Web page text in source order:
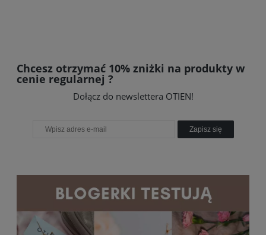
Chcesz otrzymać 10% zniżki na produkty w
cenie regularnej ?
Dołącz do newslettera OTIEN!
Zapisz się